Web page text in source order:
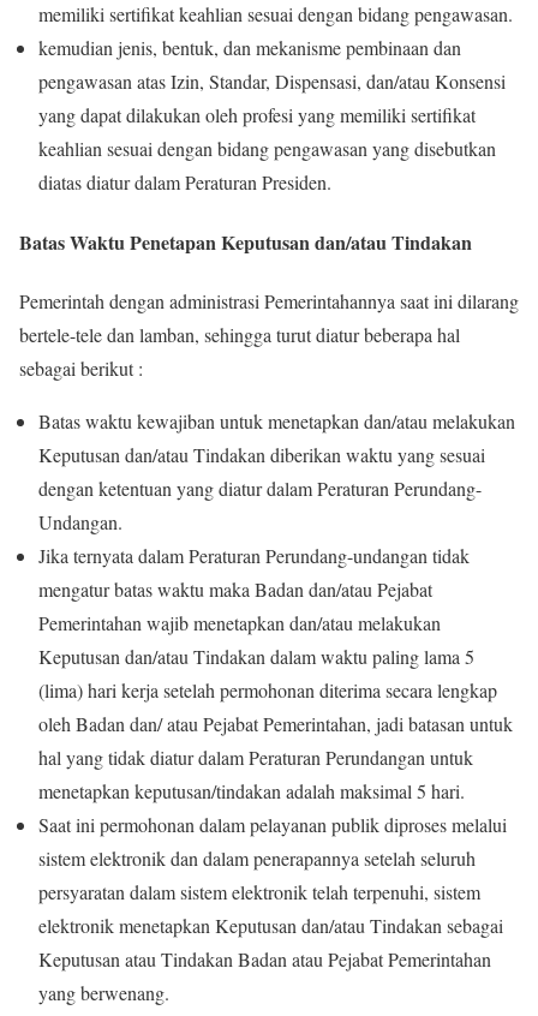
memiliki sertifikat keahlian sesuai dengan bidang pengawasan.
kemudian jenis, bentuk, dan mekanisme pembinaan dan
pengawasan atas Izin, Standar, Dispensasi, dan/atau Konsensi
yang dapat dilakukan oleh profesi yang memiliki sertifikat
keahlian sesuai dengan bidang pengawasan yang disebutkan
diatas diatur dalam Peraturan Presiden.
Batas Waktu Penetapan Keputusan dan/atau Tindakan
Pemerintah dengan administrasi Pemerintahannya saat ini dilarang
bertele-tele dan lamban, sehingga turut diatur beberapa hal
sebagai berikut :
Batas waktu kewajiban untuk menetapkan dan/atau melakukan
Keputusan dan/atau Tindakan diberikan waktu yang sesuai
dengan ketentuan yang diatur dalam Peraturan Perundang-
Undangan.
Jika ternyata dalam Peraturan Perundang-undangan tidak
mengatur batas waktu maka Badan dan/atau Pejabat
Pemerintahan wajib menetapkan dan/atau melakukan
Keputusan dan/atau Tindakan dalam waktu paling lama 5
(lima) hari kerja setelah permohonan diterima secara lengkap
oleh Badan dan/ atau Pejabat Pemerintahan, jadi batasan untuk
hal yang tidak diatur dalam Peraturan Perundangan untuk
menetapkan keputusan/tindakan adalah maksimal 5 hari.
Saat ini permohonan dalam pelayanan publik diproses melalui
sistem elektronik dan dalam penerapannya setelah seluruh
persyaratan dalam sistem elektronik telah terpenuhi, sistem
elektronik menetapkan Keputusan dan/atau Tindakan sebagai
Keputusan atau Tindakan Badan atau Pejabat Pemerintahan
yang berwenang.